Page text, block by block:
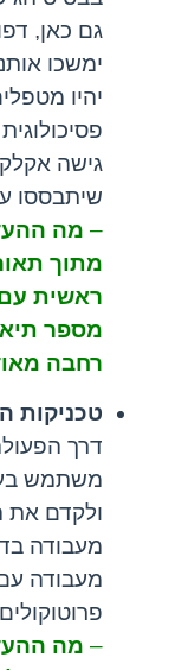
גם כאן,
ימשכו
יהיו
גישה
שיתבססו
– מה
מתוך
ראשית
מספר
רחבה
טכניקות
דרך
משתמש
ולקדם את
מעבודה
מעבודה עם
– מה